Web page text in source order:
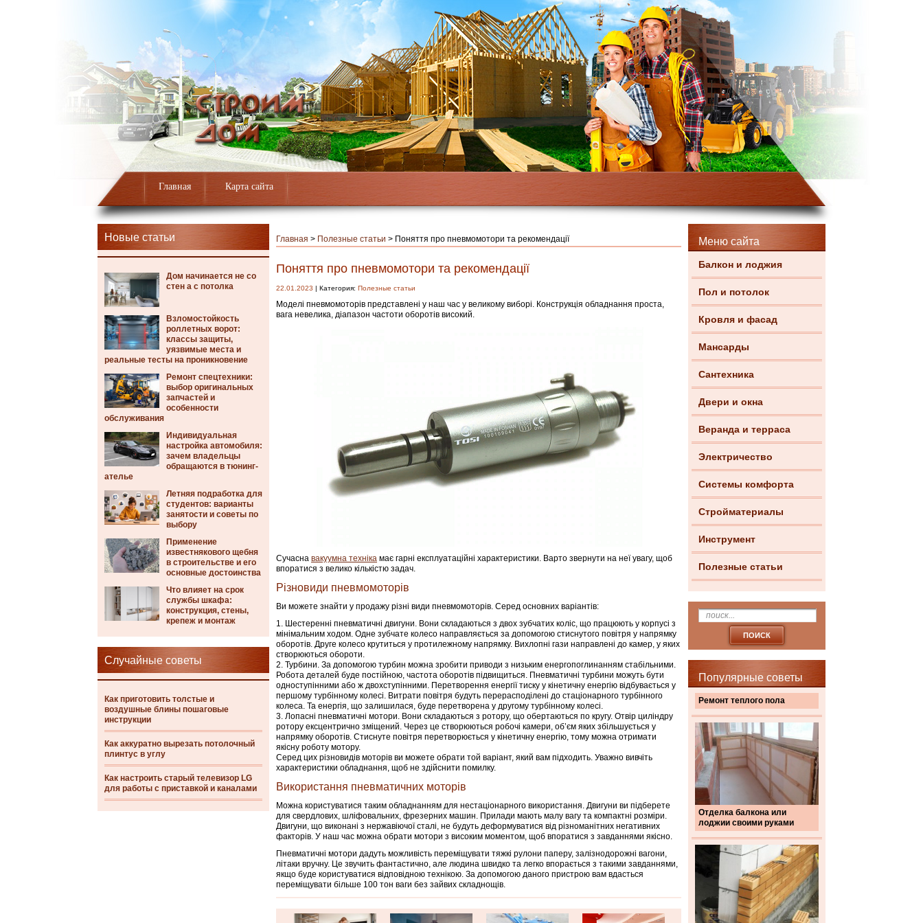
Главная Карта сайта
Новые статьи
Дом начинается не со
стен а с потолка
Взломостойкость
роллетных ворот:
классы защиты,
уязвимые места и
реальные тесты на проникновение
Ремонт спецтехники:
выбор оригинальных
запчастей и
особенности
обслуживания
Индивидуальная
настройка автомобиля:
зачем владельцы
обращаются в тюнинг-
ателье
Летняя подработка для
студентов: варианты
занятости и советы по
выбору
Применение
известнякового щебня
в строительстве и его
основные достоинства
Что влияет на срок
службы шкафа:
конструкция, стены,
крепеж и монтаж
Случайные советы
Как приготовить толстые и
воздушные блины пошаговые
инструкции
Как аккуратно вырезать потолочный
плинтус в углу
Как настроить старый телевизор LG
для работы с приставкой и каналами
Меню сайта
Балкон и лоджия
Пол и потолок
Кровля и фасад
Мансарды
Сантехника
Двери и окна
Веранда и терраса
Электричество
Системы комфорта
Стройматериалы
Инструмент
Полезные статьи
Популярные советы
Ремонт теплого пола
Отделка балкона или
лоджии своими руками
Главная > Полезные статьи > Поняття про пневмомотори та рекомендації
Поняття про пневмомотори та рекомендації
22.01.2023 | Категория: Полезные статьи
Моделі пневмомоторів представлені у наш час у великому виборі. Конструкція обладнання проста,
вага невелика, діапазон частоти оборотів високий.
Сучасна вакуумна техніка має гарні експлуатаційні характеристики. Варто звернути на неї увагу, щоб
впоратися з велико кількістю задач.
Різновиди пневмомоторів
Ви можете знайти у продажу різні види пневмомоторів. Серед основних варіантів:
Шестеренні пневматичні двигуни. Вони складаються з двох зубчатих коліс, що працюють у корпусі з
мінімальним ходом. Одне зубчате колесо направляється за допомогою стиснутого повітря у напрямку
оборотів. Друге колесо крутиться у протилежному напрямку. Вихлопні гази направлені до камер, у яких
створюються обороти.
Турбини. За допомогою турбин можна зробити приводи з низьким енергопоглинанням стабільними.
Робота деталей буде постійною, частота оборотів підвищиться. Пневматичні турбини можуть бути
одноступінними або ж двохступінними. Перетворення енергії тиску у кінетичну енергію відбувається у
першому турбінному колесі. Витрати повітря будуть перерасподілені до стаціонарного турбінного
колеса. Та енергія, що залишилася, буде перетворена у другому турбінному колесі.
Лопасні пневматичні мотори. Вони складаються з ротору, що обертаються по кругу. Отвір циліндру
ротору ексцентрично зміщений. Через це створюються робочі камери, об’єм яких збільшується у
напрямку оборотів. Стиснуте повітря перетворюється у кінетичну енергію, тому можна отримати
якісну роботу мотору.
Серед цих різновидів моторів ви можете обрати той варіант, який вам підходить. Уважно вивчіть
характеристики обладнання, щоб не здійснити помилку.
Використання пневматичних моторів
Можна користуватися таким обладнанням для нестаціонарного використання. Двигуни ви підберете
для свердлових, шліфовальних, фрезерних машин. Прилади мають малу вагу та компактні розміри.
Двигуни, що виконані з нержавіючої сталі, не будуть деформуватися від різноманітних негативних
факторів. У наш час можна обрати мотори з високим моментом, щоб впоратися з завданнями якісно.
Пневматичні мотори дадуть можливість переміщувати тяжкі рулони паперу, залізнодорожні вагони,
літаки вручну. Це звучить фантастично, але людина швидко та легко впорається з такими завданнями,
якщо буде користуватися відповідною технікою. За допомогою даного пристрою вам вдасться
переміщувати більше 100 тон ваги без зайвих складнощів.